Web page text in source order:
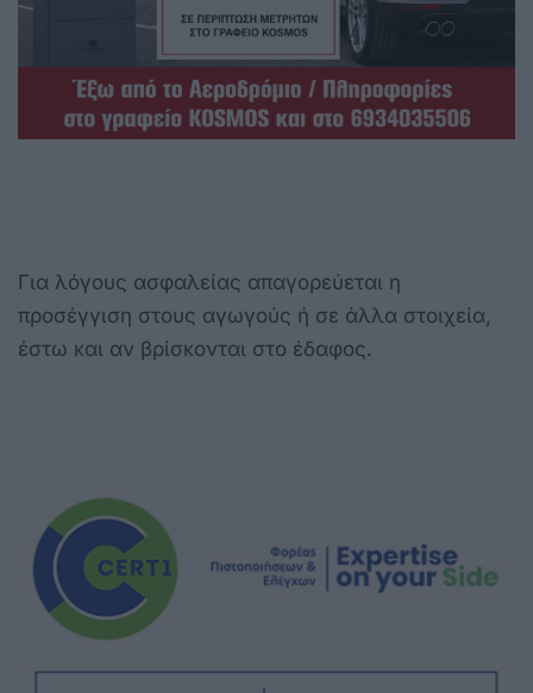
Για λόγους ασφαλείας απαγορεύεται η
προσέγγιση στους αγωγούς ή σε άλλα στοιχεία,
έστω και αν βρίσκονται στο έδαφος.